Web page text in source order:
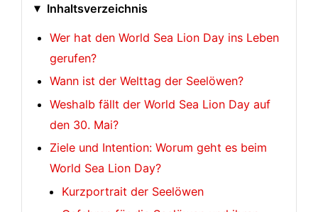
Inhaltsverzeichnis
Wer hat den World Sea Lion Day ins Leben
gerufen?
Wann ist der Welttag der Seelöwen?
Weshalb fällt der World Sea Lion Day auf
den 30. Mai?
Ziele und Intention: Worum geht es beim
World Sea Lion Day?
Kurzportrait der Seelöwen